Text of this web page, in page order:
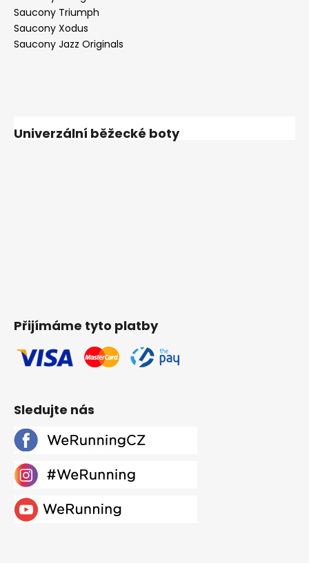
Saucony Triumph
Saucony Xodus
Saucony Jazz Originals
Univerzální běžecké boty
Přijímáme tyto platby
Sledujte nás